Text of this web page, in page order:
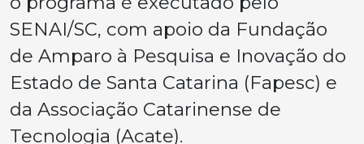
SENAI/SC, com apoio da Fundação
de Amparo à Pesquisa e Inovação do
Estado de Santa Catarina (Fapesc) e
da Associação Catarinense de
Tecnologia (Acate).